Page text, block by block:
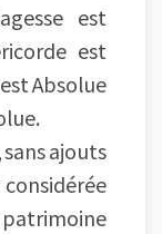
est
est
Absolue
ajouts
patrimoine